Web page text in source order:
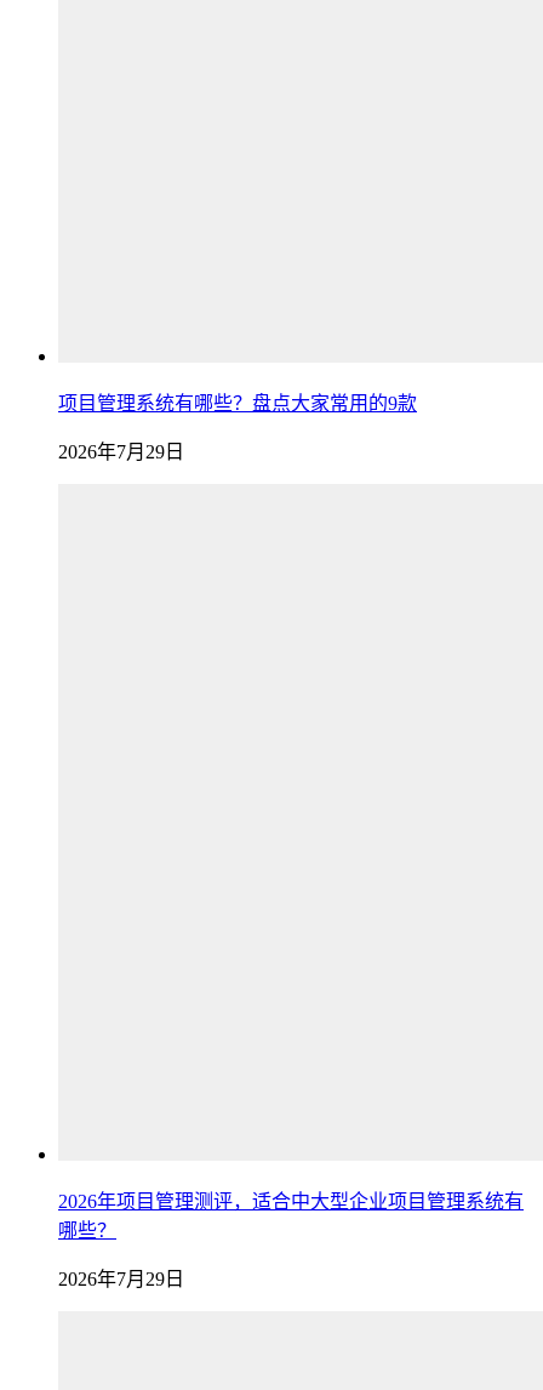
项目管理系统有哪些？盘点大家常用的9款
2026年7月29日
2026年项目管理测评，适合中大型企业项目管理系统有
哪些？
2026年7月29日